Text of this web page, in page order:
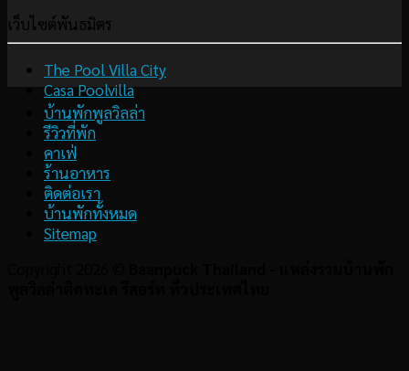
เว็บไซต์พันธมิตร
The Pool Villa City
Casa Poolvilla
บ้านพักพูลวิลล่า
รีวิวที่พัก
คาเฟ่
ร้านอาหาร
ติดต่อเรา
บ้านพักทั้งหมด
Sitemap